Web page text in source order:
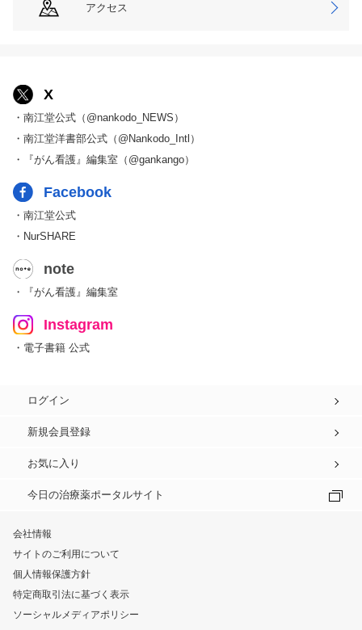
アクセス
X
・南江堂公式（@nankodo_NEWS）
・南江堂洋書部公式（@Nankodo_Intl）
・『がん看護』編集室（@gankango）
Facebook
・南江堂公式
・NurSHARE
note
・『がん看護』編集室
Instagram
・電子書籍 公式
ログイン
新規会員登録
お気に入り
今日の治療薬ポータルサイト
会社情報
サイトのご利用について
個人情報保護方針
特定商取引法に基づく表示
ソーシャルメディアポリシー